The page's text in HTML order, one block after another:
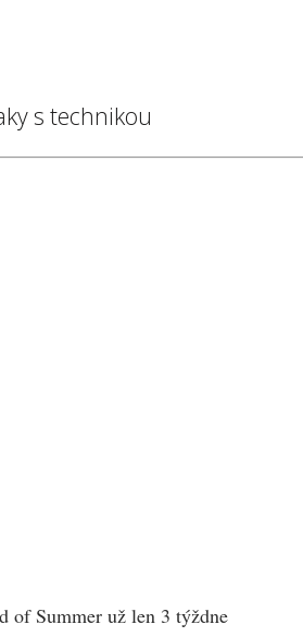
s technikou
of Summer už len 3 týždne